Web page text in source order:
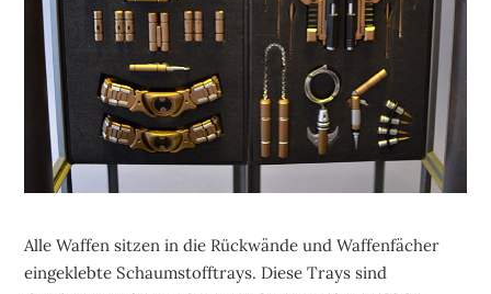
Alle Waffen sitzen in die Rückwände und Waffenfächer
eingeklebte Schaumstofftrays. Diese Trays sind